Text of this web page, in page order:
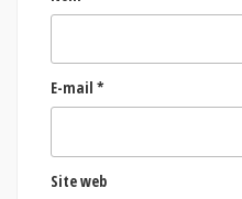
E-mail *
Site web